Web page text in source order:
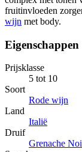
fruitinvloeden
wijn met body.
Eigenschappen
Prijsklasse
5 tot 10
Soort
Rode wijn
Land
Italië
Druif
Grenache